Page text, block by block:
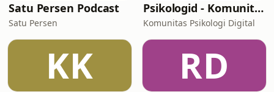
Satu Persen Podcast
Satu Persen
Psikologid - Komunitas Psikologi
Komunitas Psikologi Digital
KK RD